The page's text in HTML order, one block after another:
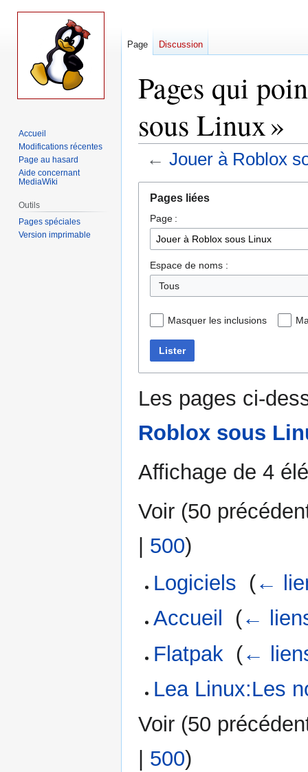
Pages qui
sous Linux »
← Jouer à Roblox
navigation
recherche
Pages liées
Page :
Espace de noms :
Tous
Masquer les inclusions
Lister
Les pages ci-
Roblox sous
Affichage de 4
Voir (50
| 500)
Logiciels (←
Accueil
(←
Flatpak (←
Lea Linux:Les
Voir (50
500)
Page Discussion
Accueil
Modifications récentes
Page au hasard
Aide concernant
MediaWiki
Outils
Pages spéciales
Version imprimable